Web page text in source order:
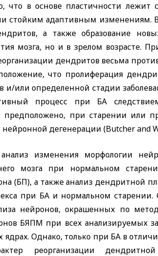
что в основе пластичности лежит
стойким адаптивным изменениям.
а также образование
мозга, но и в зрелом возрасте.
дендритов весьма
что пролиферация
и/или определенной стадии
процесс при БА
при старении или
дегенерации (Butcher and
изменения морфологии
мозга при нормальном
(БП), а также анализ дендритной
при БА и нормальном
нейронов, окрашенных по
БЯПМ при всех анализируемых
Однако, только при БА в
реорганизации